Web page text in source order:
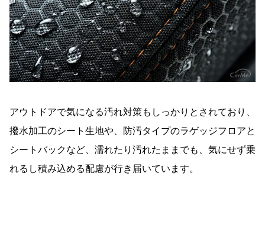
アウトドアで気になる汚れ対策もしっかりとされており、
撥水加工のシート生地や、防汚タイプのラゲッジフロアと
シートバックなど、濡れたり汚れたままでも、気にせず乗
れるし積み込める配慮が行き届いています。